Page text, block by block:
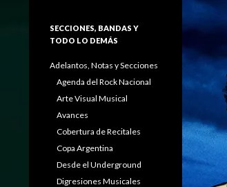
SECCIONES, BANDAS Y
TODO LO DEMÁS
Adelantos, Notas y Secciones
Agenda del Rock Nacional
Arte Visual Musical
Avances
Cobertura de Recitales
Copa Argentina
Desde el Underground
Digresiones Musicales